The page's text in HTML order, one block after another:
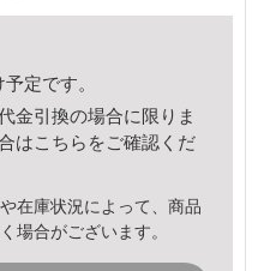
定です。
金引換の場合に限りま
はこちら をご確認くだ
在庫状況によって、商品
場合がございます。